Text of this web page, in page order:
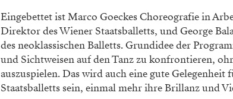
Eingebettet ist Marco Goeckes Choreografie in
Direktor des Wiener Staatsballetts, und George
des neoklassischen Balletts. Grundidee der
und Sichtweisen auf den Tanz zu konfrontieren,
auszuspielen. Das wird auch eine gute Gelegenheit
Staatsballetts sein, einmal mehr ihre Brillanz und